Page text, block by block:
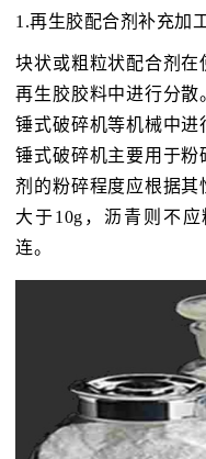
1.再生胶配合剂补充加
块状或粗粒状配合剂
再生胶胶料中进行分散
锤式破碎机等机械中进
锤式破碎机主要用于
剂的粉碎程度应根据
大于10g，沥青则不
连。